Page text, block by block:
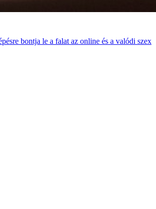
bontja le a falat az online és a valódi szex